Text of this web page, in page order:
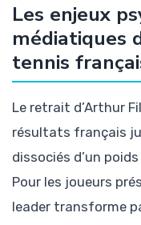
Les enjeux
médiatiques
tennis
Le retrait d’Arthur
résultats français
dissociés d’un
Pour les joueurs
leader transforme